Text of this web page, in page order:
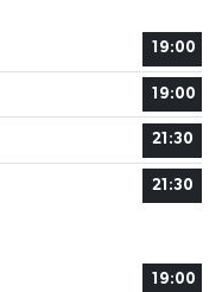
19:00
19:00
21:30
21:30
19:00